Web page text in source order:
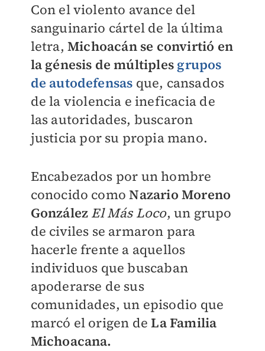
Con el violento avance del
sanguinario cártel de la última
letra, Michoacán se convirtió en
la génesis de múltiples grupos
de autodefensas que, cansados
de la violencia e ineficacia de
las autoridades, buscaron
justicia por su propia mano.
Encabezados por un hombre
conocido comoNazario Moreno
González El Más Loco, un grupo
de civiles se armaron para
hacerle frente a aquellos
individuos que buscaban
apoderarse de sus
comunidades, un episodio que
marcó el origen deLa Familia
Michoacana.